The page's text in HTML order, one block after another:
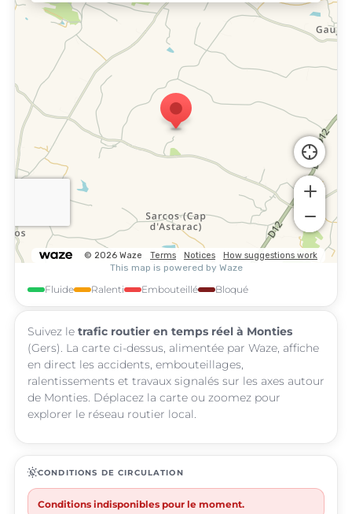
Fluide Ralenti Embouteillé Bloqué
Suivez le trafic routier en temps réel à Monties
(Gers). La carte ci-dessus, alimentée par Waze, affiche
en direct les accidents, embouteillages,
ralentissements et travaux signalés sur les axes autour
de Monties. Déplacez la carte ou zoomez pour
explorer le réseau routier local.
routineCONDITIONS DE CIRCULATION
Conditions indisponibles pour le moment.